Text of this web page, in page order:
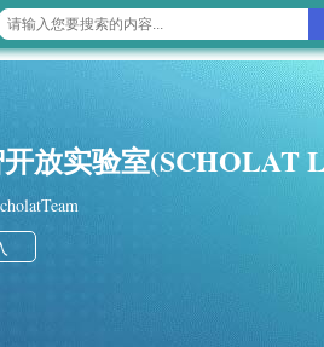
放实验室(SCHOLAT